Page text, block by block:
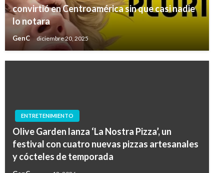
convirtió en Centroamérica sin que casi nadie
lo notara
GenC diciembre 20, 2025
ENTRETENIMIENTO
Olive Garden lanza ‘La Nostra Pizza’, un
festival con cuatro nuevas pizzas artesanales
y cócteles de temporada